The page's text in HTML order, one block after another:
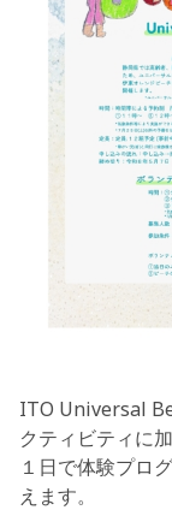
ITO Universal
クティビティに
１日で体験プロ
えます。